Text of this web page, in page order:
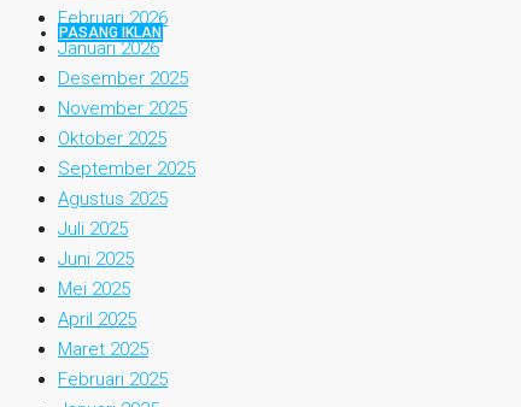
PASANG IKLAN
Februari 2026
Januari 2026
Desember 2025
November 2025
Oktober 2025
September 2025
Agustus 2025
Juli 2025
Juni 2025
Mei 2025
April 2025
Maret 2025
Februari 2025